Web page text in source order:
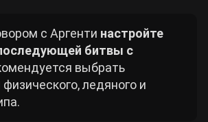
с Аргенти настройте
битвы с
выбрать
ледяного и